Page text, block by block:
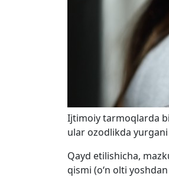
Ijtimoiy tarmoqlarda
ular ozodlikda
Qayd etilishicha,
qismi (o‘n olti